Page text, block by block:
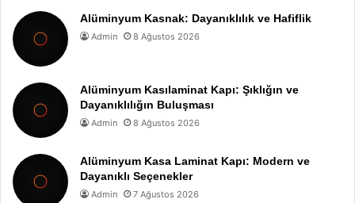
Alüminyum Kasnak: Dayanıklılık ve Hafiflik
Admin 8 Ağustos 2026
Alüminyum Kasılaminat Kapı: Şıklığın ve
Dayanıklılığın Buluşması
Admin 8 Ağustos 2026
Alüminyum Kasa Laminat Kapı: Modern ve
Dayanıklı Seçenekler
Admin 7 Ağustos 2026